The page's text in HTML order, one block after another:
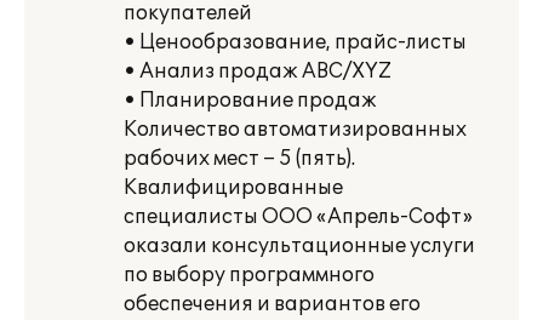
покупателей
• Ценообразование, прайс-листы
• Анализ продаж ABC/XYZ
• Планирование продаж
Количество автоматизированных
рабочих мест – 5 (пять).
Квалифицированные
специалисты ООО «Апрель-Софт»
оказали консультационные услуги
по выбору программного
обеспечения и вариантов его